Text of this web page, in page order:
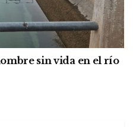
sin vida en el río